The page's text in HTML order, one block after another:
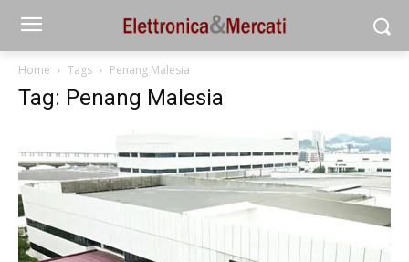
Home Tags Penang Malesia
Tag: Penang Malesia